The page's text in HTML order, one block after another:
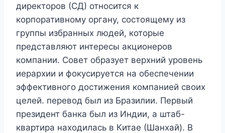
директоров (СД) относится к
корпоративному органу, состоящему из
группы избранных людей, которые
представляют интересы акционеров
компании. Совет образует верхний уровень
иерархии и фокусируется на обеспечении
эффективного достижения компанией своих
целей. перевод был из Бразилии. Первый
президент банка был из Индии, а штаб-
квартира находилась в Китае (Шанхай). В